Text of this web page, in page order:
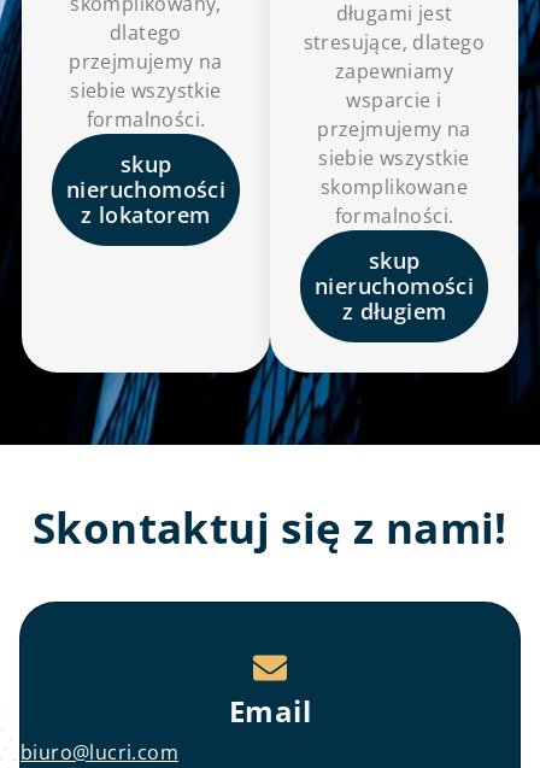
dlatego
przejmujemy na
siebie wszystkie
formalności.
skup
nieruchomości
z lokatorem
długami jest
stresujące, dlatego
zapewniamy
wsparcie i
przejmujemy na
siebie wszystkie
skomplikowane
formalności.
skup
nieruchomości
z długiem
Skontaktuj się z nami!
Email
biuro@lucri.com